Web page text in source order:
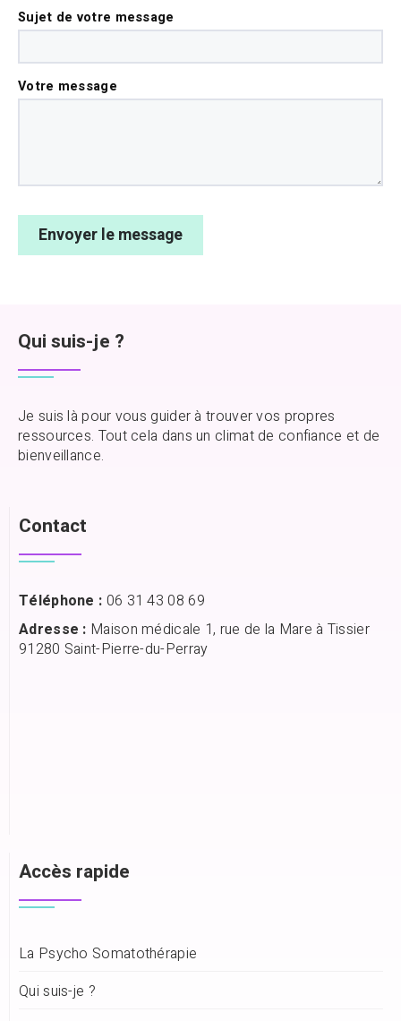
Sujet de votre message
Votre message
Qui suis-je ?
Je suis là pour vous guider à trouver vos propres
ressources. Tout cela dans un climat de confiance et de
bienveillance.
Contact
Téléphone : 06 31 43 08 69
Adresse : Maison médicale 1, rue de la Mare à Tissier
91280 Saint-Pierre-du-Perray
Accès rapide
La Psycho Somatothérapie
Qui suis-je ?